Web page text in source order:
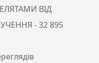
ВІД
- 32 895